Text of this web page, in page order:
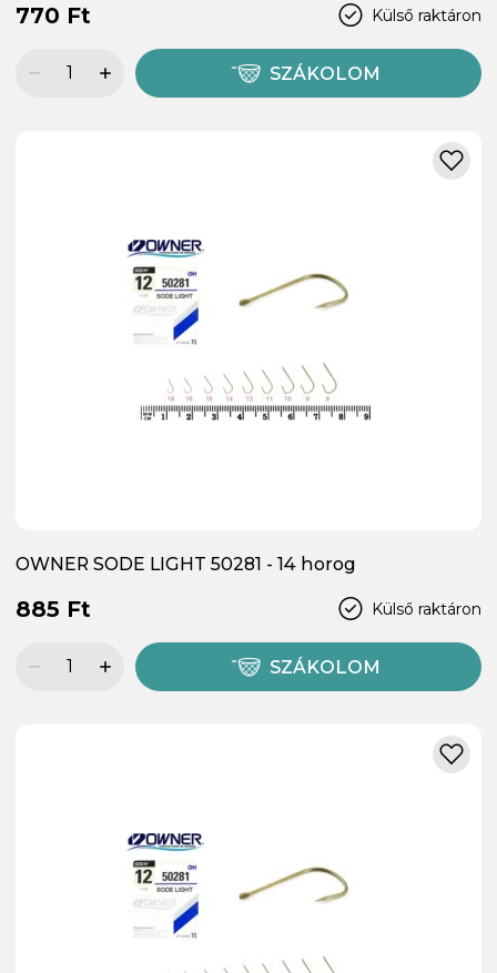
Külső raktáron
770 Ft
SZÁKOLOM
OWNER SODE LIGHT 50281 - 14 horog
Külső raktáron
885 Ft
SZÁKOLOM